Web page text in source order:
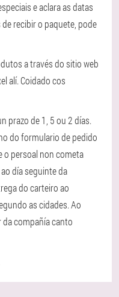
e aclara as datas
recibir o paquete, pode
a través do sitio web
alí. Coidado cos
prazo de 1, 5 ou 2 días.
do formulario de pedido
o persoal non cometa
día seguinte da
do carteiro ao
as cidades. Ao
da compañía canto